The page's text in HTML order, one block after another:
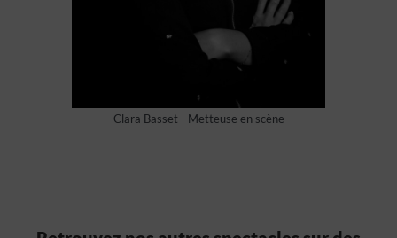
Clara Basset - Metteuse en scène